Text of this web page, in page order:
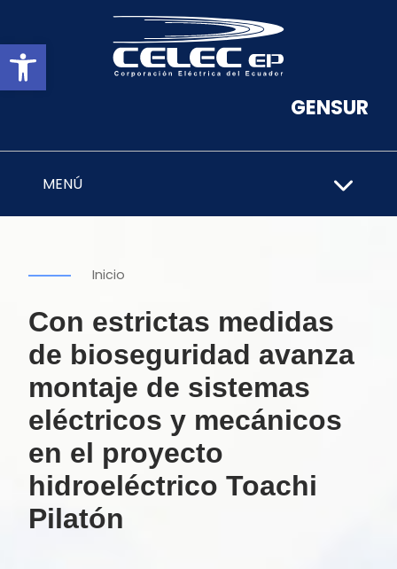
Abrir barra de herramientas
GENSUR
MENÚ
Inicio
Con estrictas medidas
de bioseguridad avanza
montaje de sistemas
eléctricos y mecánicos
en el proyecto
hidroeléctrico Toachi
Pilatón